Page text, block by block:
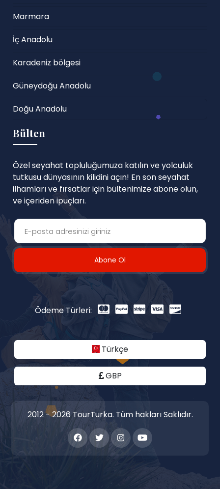
Marmara
İç Anadolu
Karadeniz bölgesi
Güneydoğu Anadolu
Doğu Anadolu
Bülten
Özel seyahat topluluğumuza katılın ve yolculuk
tutkusu dünyasının kilidini açın! En son seyahat
ilhamları ve fırsatlar için bültenimize abone olun,
ve içeriden ipuçları.
Abone Ol
Ödeme Türleri:
Türkçe
GBP
2012 - 2026 TourTurka. Tüm hakları Saklıdır.